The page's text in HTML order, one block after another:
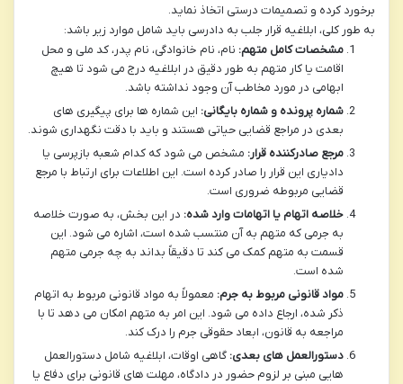
برخورد کرده و تصمیمات درستی اتخاذ نماید.
به طور کلی، ابلاغیه قرار جلب به دادرسی باید شامل موارد زیر باشد:
مشخصات کامل متهم: نام، نام خانوادگی، نام پدر، کد ملی و محل
اقامت یا کار متهم به طور دقیق در ابلاغیه درج می شود تا هیچ
ابهامی در مورد مخاطب آن وجود نداشته باشد.
شماره پرونده و شماره بایگانی: این شماره ها برای پیگیری های
بعدی در مراجع قضایی حیاتی هستند و باید با دقت نگهداری شوند.
مرجع صادرکننده قرار: مشخص می شود که کدام شعبه بازپرسی یا
دادیاری این قرار را صادر کرده است. این اطلاعات برای ارتباط با مرجع
قضایی مربوطه ضروری است.
خلاصه اتهام یا اتهامات وارد شده: در این بخش، به صورت خلاصه
به جرمی که متهم به آن منتسب شده است، اشاره می شود. این
قسمت به متهم کمک می کند تا دقیقاً بداند به چه جرمی متهم
شده است.
مواد قانونی مربوط به جرم: معمولاً به مواد قانونی مربوط به اتهام
ذکر شده، ارجاع داده می شود. این امر به متهم امکان می دهد تا با
مراجعه به قانون، ابعاد حقوقی جرم را درک کند.
دستورالعمل های بعدی: گاهی اوقات، ابلاغیه شامل دستورالعمل
هایی مبنی بر لزوم حضور در دادگاه، مهلت های قانونی برای دفاع یا